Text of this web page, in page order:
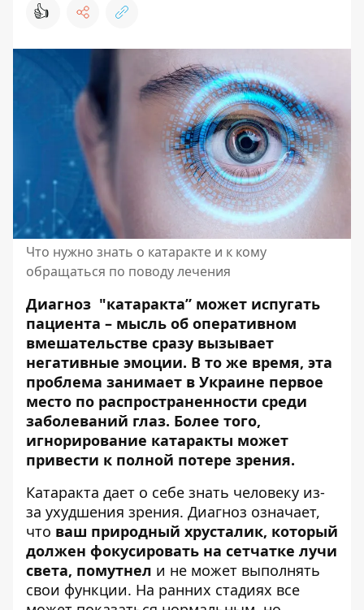
👍
Что нужно знать о катаракте и к кому
обращаться по поводу лечения
Диагноз "катаракта” может испугать
пациента – мысль об оперативном
вмешательстве сразу вызывает
негативные эмоции. В то же время, эта
проблема занимает в Украине первое
место по распространенности среди
заболеваний глаз. Более того,
игнорирование катаракты может
привести к полной потере зрения.
Катаракта дает о себе знать человеку из-
за ухудшения зрения. Диагноз означает,
что ваш природный хрусталик, который
должен фокусировать на сетчатке лучи
света, помутнел и не может выполнять
свои функции. На ранних стадиях все